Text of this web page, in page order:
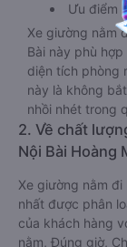
Ưu điểm
Xe giường nằm
Bài này phù
diện tích phòng
này là không
nhồi nhét trong
2. Về chất
Nội Bài Hoàng
Xe giường nằm
nhất được phân
của khách hàng
nằm, Đúng giờ,